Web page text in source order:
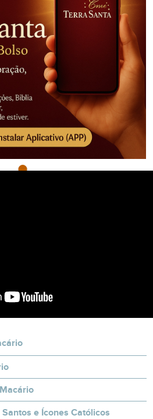
e Ícones Católicos